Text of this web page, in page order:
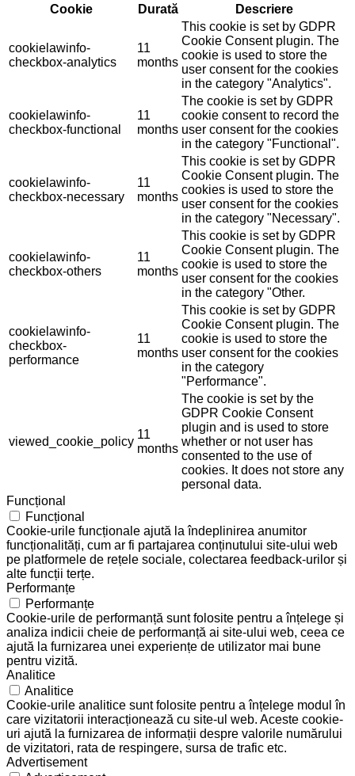
Cookie
Durată Descriere
cookielawinfo-
checkbox-analytics
11
months
This cookie is set by GDPR
Cookie Consent plugin. The
cookie is used to store the
user consent for the cookies
in the category "Analytics".
cookielawinfo-
checkbox-functional
11
months
The cookie is set by GDPR
cookie consent to record the
user consent for the cookies
in the category "Functional".
cookielawinfo-
checkbox-necessary
11
months
This cookie is set by GDPR
Cookie Consent plugin. The
cookies is used to store the
user consent for the cookies
in the category "Necessary".
cookielawinfo-
checkbox-others
11
months
This cookie is set by GDPR
Cookie Consent plugin. The
cookie is used to store the
user consent for the cookies
in the category "Other.
cookielawinfo-
checkbox-
performance
11
months
This cookie is set by GDPR
Cookie Consent plugin. The
cookie is used to store the
user consent for the cookies
in the category
"Performance".
viewed_cookie_policy
11
months
The cookie is set by the
GDPR Cookie Consent
plugin and is used to store
whether or not user has
consented to the use of
cookies. It does not store any
personal data.
Funcțional
Funcțional
Cookie-urile funcționale ajută la îndeplinirea anumitor
funcționalități, cum ar fi partajarea conținutului site-ului web
pe platformele de rețele sociale, colectarea feedback-urilor și
alte funcții terțe.
Performanțe
Performanțe
Cookie-urile de performanță sunt folosite pentru a înțelege și
analiza indicii cheie de performanță ai site-ului web, ceea ce
ajută la furnizarea unei experiențe de utilizator mai bune
pentru vizită.
Analitice
Analitice
Cookie-urile analitice sunt folosite pentru a înțelege modul în
care vizitatorii interacționează cu site-ul web. Aceste cookie-
uri ajută la furnizarea de informații despre valorile numărului
de vizitatori, rata de respingere, sursa de trafic etc.
Advertisement